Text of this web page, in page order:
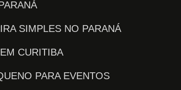
SIMPLES NO PARANÁ
CURITIBA
PARA EVENTOS